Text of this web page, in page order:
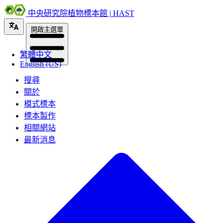
中央研究院植物標本館 | HAST
繁體中文
English (US)
開啟主選單
搜尋
關於
模式標本
標本製作
相關網站
最新消息